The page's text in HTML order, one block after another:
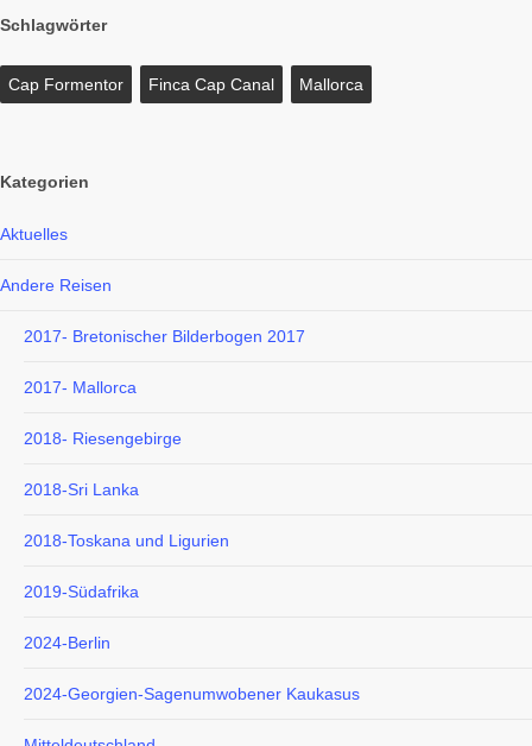
Schlagwörter
Cap Formentor Finca Cap Canal Mallorca
Kategorien
Aktuelles
Andere Reisen
2017- Bretonischer Bilderbogen 2017
2017- Mallorca
2018- Riesengebirge
2018-Sri Lanka
2018-Toskana und Ligurien
2019-Südafrika
2024-Berlin
2024-Georgien-Sagenumwobener Kaukasus